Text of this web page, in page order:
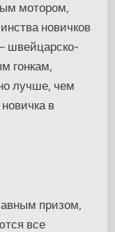
мотором,
новичков
швейцарско-
гонкам,
лучше, чем
в
призом,
все